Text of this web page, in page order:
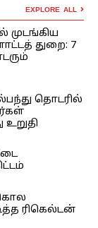
EXPLORE ALL
முடங்கிய
துறை: 7
தொடரில்
ரிகெல்டன்